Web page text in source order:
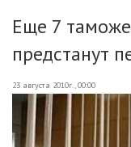
Еще 7
предстанут
23 августа 2010г., 00:00